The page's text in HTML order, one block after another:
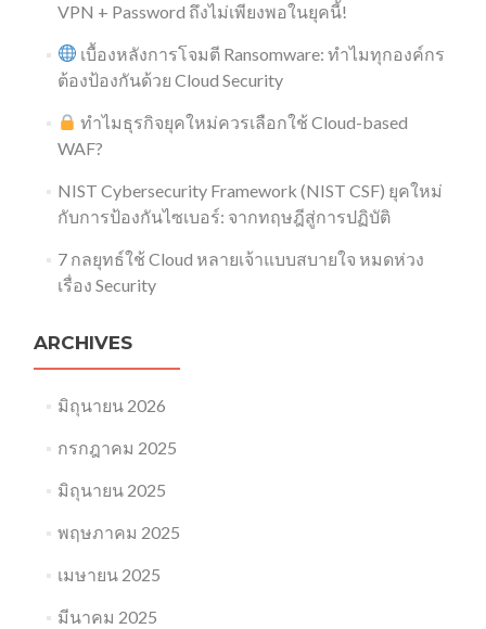
VPN + Password ถึงไม่เพียงพอในยุคนี้!
เบื้องหลังการโจมตี Ransomware: ทำไมทุกองค์กร
ต้องป้องกันด้วย Cloud Security
ทำไมธุรกิจยุคใหม่ควรเลือกใช้ Cloud-based
WAF?
NIST Cybersecurity Framework (NIST CSF) ยุคใหม่
กับการป้องกันไซเบอร์: จากทฤษฎีสู่การปฏิบัติ
7 กลยุทธ์ใช้ Cloud หลายเจ้าแบบสบายใจ หมดห่วง
เรื่อง Security​
ARCHIVES
มิถุนายน 2026
กรกฎาคม 2025
มิถุนายน 2025
พฤษภาคม 2025
เมษายน 2025
มีนาคม 2025